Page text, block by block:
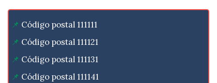
Código postal 111111
Código postal 111121
Código postal 111131
Código postal 111141